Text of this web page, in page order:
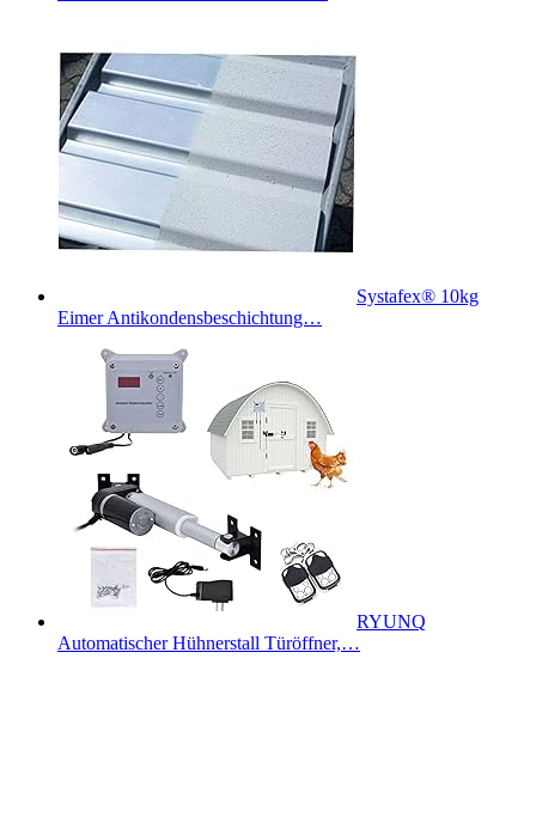
Systafex® 10kg
Eimer Antikondensbeschichtung…
RYUNQ
Automatischer Hühnerstall Türöffner,…